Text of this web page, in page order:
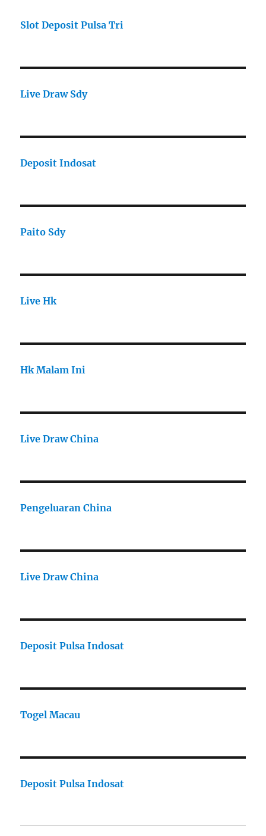
Slot Deposit Pulsa Tri
Live Draw Sdy
Deposit Indosat
Paito Sdy
Live Hk
Hk Malam Ini
Live Draw China
Pengeluaran China
Live Draw China
Deposit Pulsa Indosat
Togel Macau
Deposit Pulsa Indosat